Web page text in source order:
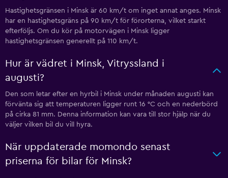
Hastighetsgränsen i Minsk är 60 km/t om inget annat anges. Minsk
har en hastighetsgräns på 90 km/t för förorterna, vilket starkt
efterföljs. Om du kör på motorvägen i Minsk ligger
hastighetsgränsen generellt på 110 km/t.
Hur är vädret i Minsk, Vitryssland i
augusti?
Den som letar efter en hyrbil i Minsk under månaden augusti kan
förvänta sig att temperaturen ligger runt 16 °C och en nederbörd
på cirka 81 mm. Denna information kan vara till stor hjälp när du
väljer vilken bil du vill hyra.
När uppdaterade momondo senast
priserna för bilar för Minsk?